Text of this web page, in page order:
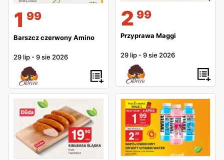
1 99
Barszcz czerwony Amino
29 lip -9 sie 2026
2 99
Przyprawa Maggi
29 lip -9 sie 2026